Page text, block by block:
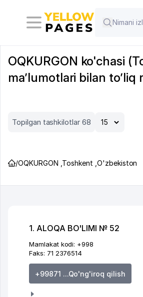
OQKURGON ko'chasi
ma’lumotlari bilan to’liq
Topilgan tashkilotlar 68
/OQKURGON Toshkent O'zbekiston
1. ALOQA BO'LIMI № 52
Mamlakat kodi: +998
Faks: 71 2376514
+99871 ...Qo'ng'iroq qilish